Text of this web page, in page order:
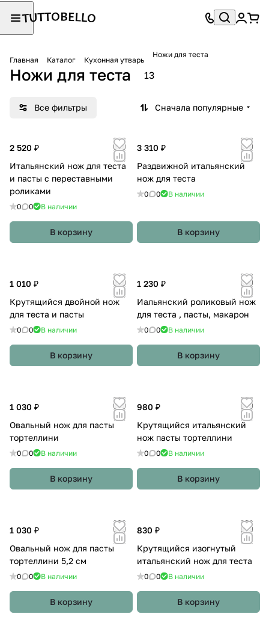
Главная Каталог Кухонная утварь
Ножи для теста
Ножи для теста 13
Все фильтры Сначала популярные
2 520 ₽
Итальянский нож для теста
и пасты с переставными
роликами
0 0 В наличии
В корзину
3 310 ₽
Раздвижной итальянский
нож для теста
0 0 В наличии
В корзину
1 010 ₽
Крутящийся двойной нож
для теста и пасты
0 0 В наличии
В корзину
1 230 ₽
Иальянский роликовый нож
для теста , пасты, макарон
0 0 В наличии
В корзину
1 030 ₽
Овальный нож для пасты
тортеллини
0 0 В наличии
В корзину
980 ₽
Крутящийся итальянский
нож пасты тортеллини
0 0 В наличии
В корзину
1 030 ₽
Овальный нож для пасты
тортеллини 5,2 см
0 0 В наличии
В корзину
830 ₽
Крутящийся изогнутый
итальянский нож для теста
0 0 В наличии
В корзину